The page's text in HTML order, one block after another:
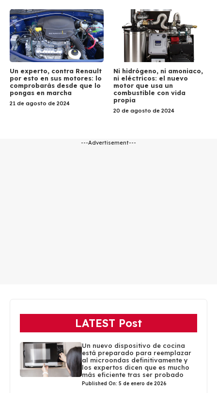
Un experto, contra Renault
por esto en sus motores: lo
comprobarás desde que lo
pongas en marcha
21 de agosto de 2024
Ni hidrógeno, ni amoniaco,
ni eléctricos: el nuevo
motor que usa un
combustible con vida
propia
20 de agosto de 2024
---Advertisement---
LATEST Post
Un nuevo dispositivo de cocina
está preparado para reemplazar
al microondas definitivamente y
los expertos dicen que es mucho
más eficiente tras ser probado
Published On: 5 de enero de 2026